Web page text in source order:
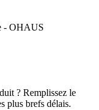
- OHAUS
? Remplissez le
plus brefs délais.